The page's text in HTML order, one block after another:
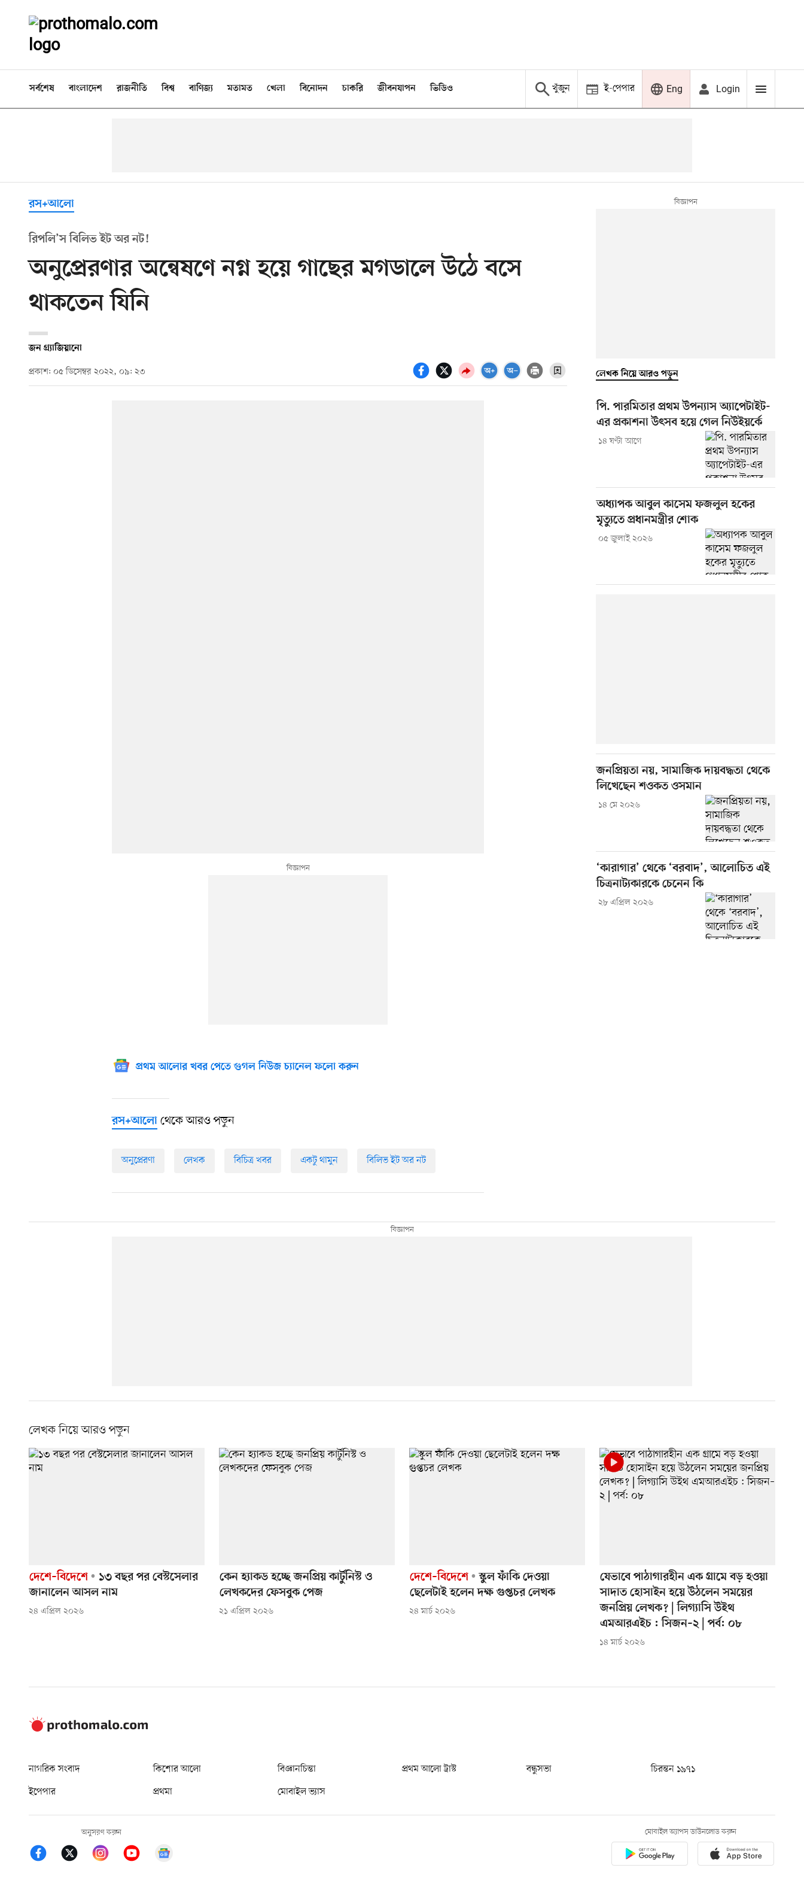
সর্বশেষ বাংলাদেশ রাজনীতি বিশ্ব বাণিজ্য মতামত খেলা বিনোদন চাকরি জীবনযাপন ভিডিও খুঁজুন ই-পেপার Eng Login
রস+আলো
রিপলি’স বিলিভ ইট অর নট!
অনুপ্রেরণার অন্বেষণে নগ্ন হয়ে গাছের মগডালে উঠে বসে
থাকতেন যিনি
জন গ্র্যাজিয়ানো
প্রকাশ: ০৫ ডিসেম্বর ২০২২, ০৯: ২৩
প্রথম আলোর খবর পেতে গুগল নিউজ চ্যানেল ফলো করুন
রস+আলো থেকে আরও পড়ুন
অনুপ্রেরণা লেখক বিচিত্র খবর একটু থামুন বিলিভ ইট অর নট
লেখক নিয়ে আরও পড়ুন
পি. পারমিতার প্রথম উপন্যাস অ্যাপেটাইট-
এর প্রকাশনা উৎসব হয়ে গেল নিউইয়র্কে
১৪ ঘণ্টা আগে
অধ্যাপক আবুল কাসেম ফজলুল হকের
মৃত্যুতে প্রধানমন্ত্রীর শোক
০৫ জুলাই ২০২৬
জনপ্রিয়তা নয়, সামাজিক দায়বদ্ধতা থেকে
লিখেছেন শওকত ওসমান
১৪ মে ২০২৬
‘কারাগার’ থেকে ‘বরবাদ’, আলোচিত এই
চিত্রনাট্যকারকে চেনেন কি
২৮ এপ্রিল ২০২৬
লেখক নিয়ে আরও পড়ুন
দেশে–বিদেশে
১৩ বছর পর বেস্টসেলার
জানালেন আসল নাম
২৪ এপ্রিল ২০২৬
কেন হ্যাকড হচ্ছে জনপ্রিয় কার্টুনিস্ট ও
লেখকদের ফেসবুক পেজ
২১ এপ্রিল ২০২৬
দেশে–বিদেশে
স্কুল ফাঁকি দেওয়া
ছেলেটাই হলেন দক্ষ গুপ্তচর লেখক
২৪ মার্চ ২০২৬
যেভাবে পাঠাগারহীন এক গ্রামে বড় হওয়া
সাদাত হোসাইন হয়ে উঠলেন সময়ের
জনপ্রিয় লেখক? | লিগ্যাসি উইথ
এমআরএইচ : সিজন–২ | পর্ব: ০৮
১৪ মার্চ ২০২৬
নাগরিক সংবাদ কিশোর আলো বিজ্ঞানচিন্তা প্রথম আলো ট্রাস্ট বন্ধুসভা
চিরন্তন ১৯৭১
ইপেপার
প্রথমা মোবাইল ভ্যাস
অনুসরণ করুন মোবাইল অ্যাপস ডাউনলোড করুন